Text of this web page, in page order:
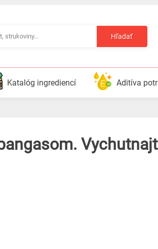
Hľadať
Katalóg ingrediencí Aditíva